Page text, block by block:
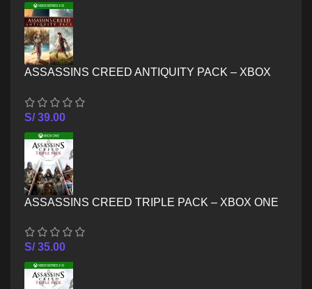
ASSASSINS CREED ANTIQUITY PACK – XBOX
S/39.00
ASSASSINS CREED TRIPLE PACK – XBOX ONE
S/35.00